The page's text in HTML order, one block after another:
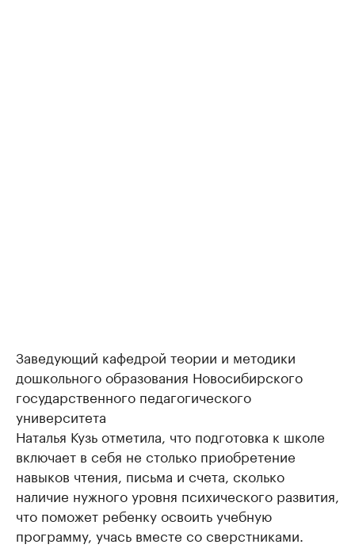
Заведующий кафедрой теории и методики
дошкольного образования Новосибирского
государственного педагогического
университета
Наталья Кузь отметила, что подготовка к школе
включает в себя не столько приобретение
навыков чтения, письма и счета, сколько
наличие нужного уровня психического развития,
что поможет ребенку освоить учебную
программу, учась вместе со сверстниками.